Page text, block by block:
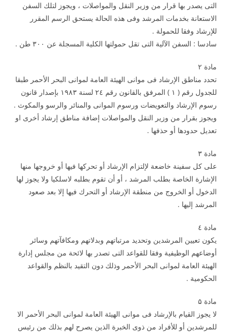
التى يصدر بها قرار من وزير النقل والمواصلات ، ويجوز لتلك السفن
الاستعانة بخدمات المرشد وفى هذه الحالة يستحق الرسم المقرر
للإرشاد وفقا للحمولة .
سادسا : السفن الآلية التى تقل حمولتها الكلية المسجلة عن ۳۰۰ طن .
مادة ۲
تحدد مناطق الإرشاد فى موانى الهيئة العامة لموانى البحر الأحمر طبقا
للجدول رقم ( ۱ ) المرفق بالقانون رقم ۲٤ لسنة ۱۹۸۳ بإصدار قانون
رسوم الإرشاد والتعويضات ورسوم الموانى والمنائر والرسو والمكوث .
ويجوز بقرار من وزير النقل والمواصلات إضافة مناطق إرشاد أخرى او
تعديل حدودها أو حذفها .
مادة ۳
على كل سفينة خاضعة لإلتزام الإرشاد أو تحركها فيها أو خروجها منها
الإشارة الخاصة بطلب المرشد ، أو أن تقوم بطلبه لاسلكيا ولا يجوز لها
الدخول أو الخروج من منطقة الإرشاد أو التحرك فيها إلا بعد صعود
المرشد إليها .
مادة ٤
يكون تعيين المرشدين وتحديد مرتباتهم وبدلاتهم ومكافآتهم وسائر
أوضاعهم الوظيفية وفقا للقواعد التى تصدر بها لائحة من مجلس إدارة
الهيئة العامة لموانى البحر الأحمر وذلك دون التقيد بالنظم والقواعد
الحكومية .
مادة ۵
لا يجوز القيام بالإرشاد فى موانى الهيئة العامة لموانى البحر الأحمر الا
للمرشدين أو للأفراد من ذوى الخبرة الذين يصرح لهم بذلك من رئيس